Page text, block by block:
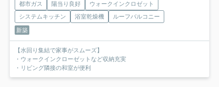
都市ガス 陽当り良好
ウォークインクロゼット
システムキッチン
浴室乾燥機
ルーフバルコニー
新築
【水回り集結で家事がスムーズ】
・ウォークインクローゼットなど収納充実
・リビング隣接の和室が便利